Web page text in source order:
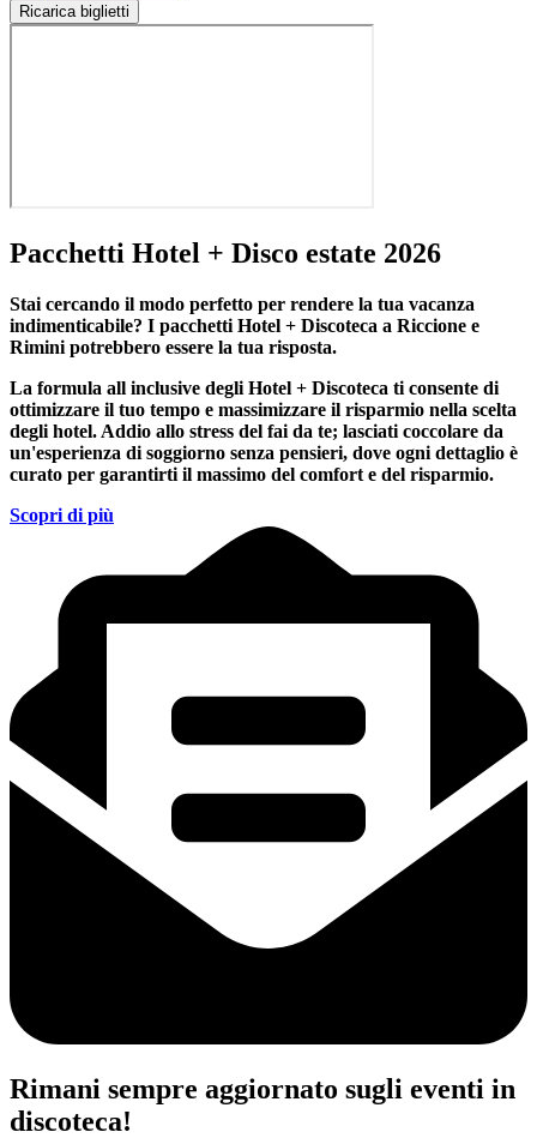
Ricarica biglietti
Pacchetti Hotel + Disco estate 2026
Stai cercando il modo perfetto per rendere la tua vacanza
indimenticabile? I pacchetti Hotel + Discoteca a Riccione e
Rimini potrebbero essere la tua risposta.
La formula all inclusive degli Hotel + Discoteca ti consente di
ottimizzare il tuo tempo e massimizzare il risparmio nella scelta
degli hotel. Addio allo stress del fai da te; lasciati coccolare da
un'esperienza di soggiorno senza pensieri, dove ogni dettaglio è
curato per garantirti il massimo del comfort e del risparmio.
Scopri di più
Rimani sempre aggiornato sugli eventi in
discoteca!